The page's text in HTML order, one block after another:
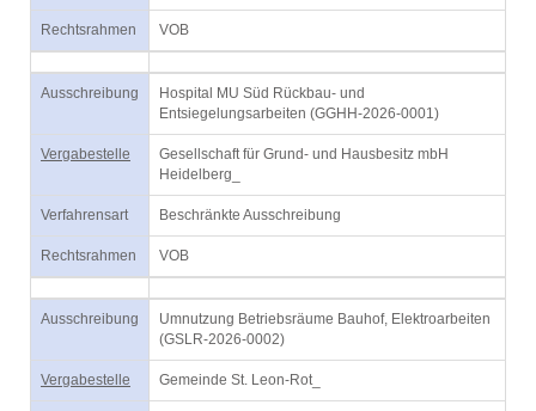
Rechtsrahmen VOB
Ausschreibung
Hospital MU Süd Rückbau- und
Entsiegelungsarbeiten (GGHH-2026-0001)
Vergabestelle
Gesellschaft für Grund- und Hausbesitz mbH
Heidelberg_
Verfahrensart Beschränkte Ausschreibung
Rechtsrahmen VOB
Ausschreibung
Umnutzung Betriebsräume Bauhof, Elektroarbeiten
(GSLR-2026-0002)
Vergabestelle Gemeinde St. Leon-Rot_